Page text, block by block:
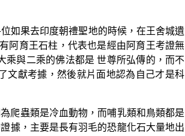
如果去印度朝禮聖地的時候，在王舍城遺
阿育王石柱，代表也是經由阿育王考證無
乘與二乘的佛法都是 世尊所弘傳的，而不
文獻考據，然後就片面地認為自己才是科
爬蟲類是冷血動物，而哺乳類和鳥類都是
據，主要是長有羽毛的恐龍化石大量地出